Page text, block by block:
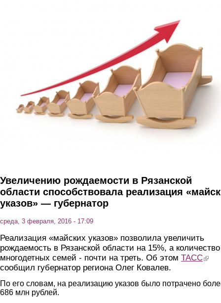
Увеличению рождаемости в Рязанской
области способствовала реализация
указов» — губернатор
среда, 3 февраля, 2016 - 17:09
Реализация «майских указов» позволила увеличить
рождаемость в Рязанской области на 15%, а количество
многодетных семей - почти на треть. Об этом ТАСС(link
сообщил губернатор региона Олег Ковалев.
По его словам, на реализацию указов было потрачено
686 млн рублей.